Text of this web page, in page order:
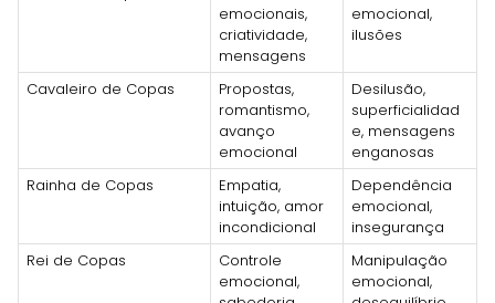
emocionais,
criatividade,
mensagens
emocional,
ilusões
Cavaleiro de Copas
Propostas,
romantismo,
avanço
emocional
Desilusão,
superficialidad
e, mensagens
enganosas
Rainha de Copas
Empatia,
intuição, amor
incondicional
Dependência
emocional,
insegurança
Rei de Copas
Controle
emocional,
Manipulação
emocional,